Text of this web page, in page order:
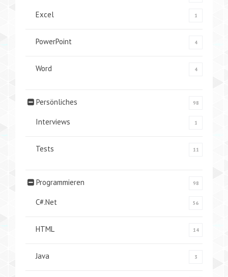
Excel 1
PowerPoint 4
Word 4
Persönliches 98
Interviews 1
Tests 11
Programmieren 98
C#.Net 56
HTML 14
Java 3